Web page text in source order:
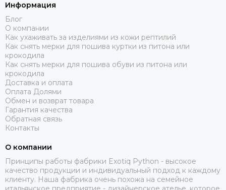
Информация
Блог
О компании
Как ухаживать за изделиями из кожи рептилий
Как снять мерки для пошива куртки из питона или
крокодила
Как снять мерки для пошива обуви из питона или
крокодила
Доставка и оплата
Оплата Долями
Обмен и возврат товара
Гарантия качества
Обратная связь
Контакты
О компании
Принципы работы фабрики Exotiq Python - высокое
качество продукции и индивидуальный подход к каждому
клиенту. Наша фабрика очень похожа на семейное